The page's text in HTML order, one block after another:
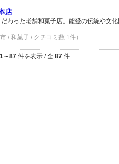
店
わった老舗和菓子店。能登の伝統や文
市 / 和菓子 / クチコミ数 1件）
～87 件を表示 / 全 87 件